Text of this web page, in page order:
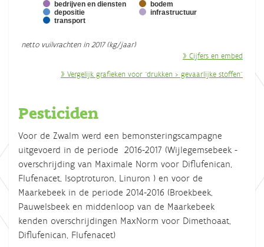
bedrijven en diensten
bodem
depositie
infrastructuur
transport
End of interactive chart.
netto vuilvrachten in 2017 (kg/jaar)
» Cijfers en embed
» Vergelijk grafieken voor "drukken > gevaarlijke stoffen"
Pesticiden
Voor de Zwalm werd een bemonsteringscampagne
uitgevoerd in de periode 2016-2017 (Wijlegemsebeek -
overschrijding van Maximale Norm voor Diflufenican,
Flufenacet, Isoptroturon, Linuron ) en voor de
Maarkebeek in de periode 2014-2016 (Broekbeek,
Pauwelsbeek en middenloop van de Maarkebeek
kenden overschrijdingen MaxNorm voor Dimethoaat,
Diflufenican, Flufenacet)